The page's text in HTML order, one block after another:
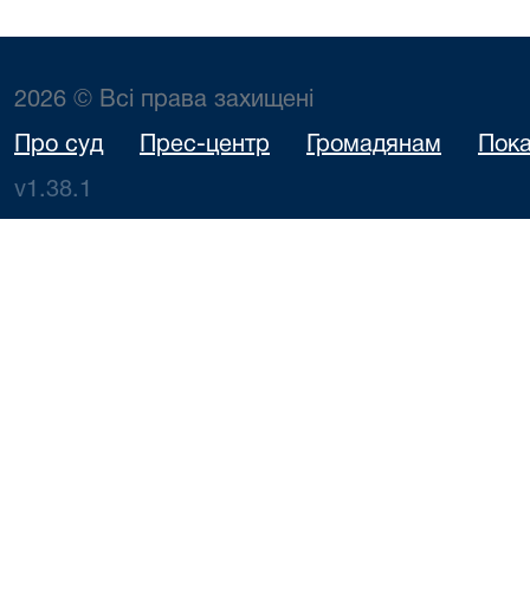
2026 © Всі права захищені
Про суд Прес-центр Громадянам
v1.38.1